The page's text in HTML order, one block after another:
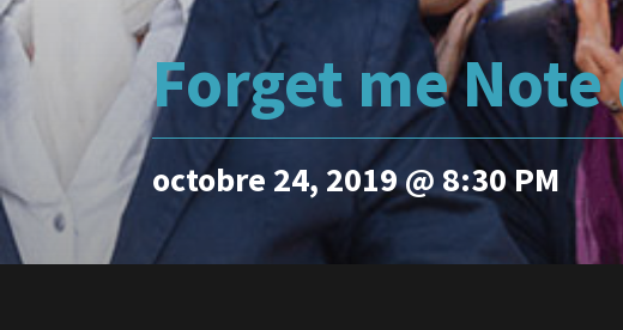
Forget me
octobre 24, 2019 @ 8:30 PM